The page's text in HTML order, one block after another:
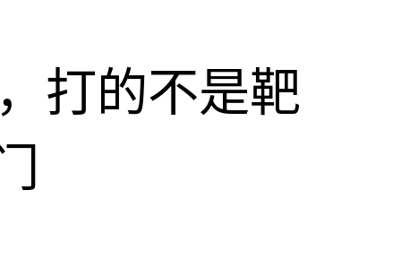
打的不是靶